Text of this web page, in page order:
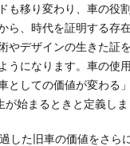
も移り変わり、車の役
ら、時代を証明する存
やデザインの生きた証
うになります。車の使
としての価値が変わる
始まるときと定義しま
した旧車の価値をさら